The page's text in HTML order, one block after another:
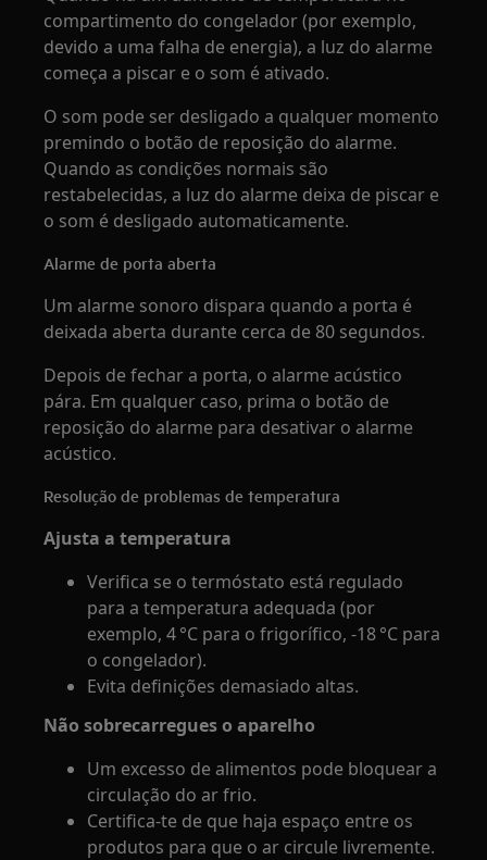
compartimento do congelador (por exemplo,
devido a uma falha de energia), a luz do alarme
começa a piscar e o som é ativado.
O som pode ser desligado a qualquer momento
premindo o botão de reposição do alarme.
Quando as condições normais são
restabelecidas, a luz do alarme deixa de piscar e
o som é desligado automaticamente.
Alarme de porta aberta
Um alarme sonoro dispara quando a porta é
deixada aberta durante cerca de 80 segundos.
Depois de fechar a porta, o alarme acústico
pára. Em qualquer caso, prima o botão de
reposição do alarme para desativar o alarme
acústico.
Resolução de problemas de temperatura
Ajusta a temperatura
Verifica se o termóstato está regulado
para a temperatura adequada (por
exemplo, 4 °C para o frigorífico, -18 °C para
o congelador).
Evita definições demasiado altas.
Não sobrecarregues o aparelho
Um excesso de alimentos pode bloquear a
circulação do ar frio.
Certifica-te de que haja espaço entre os
produtos para que o ar circule livremente.